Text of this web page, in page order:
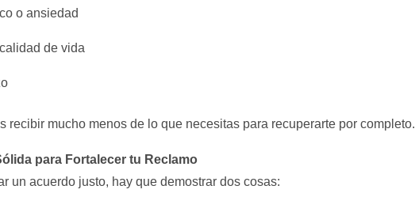
o ansiedad
de vida
recibir mucho menos de lo que necesitas para recuperarte por completo.
para Fortalecer tu Reclamo
un acuerdo justo, hay que demostrar dos cosas: